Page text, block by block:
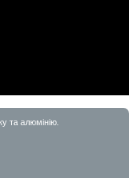
та алюмінію.